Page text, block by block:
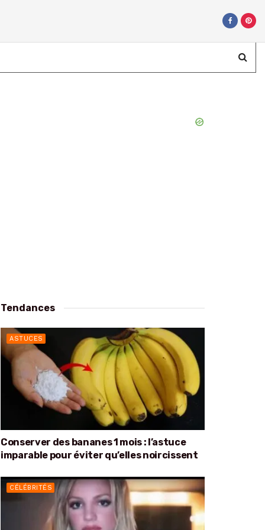
Tendances
ASTUCES
Conserver des bananes 1 mois : l’astuce
imparable pour éviter qu’elles noircissent
CÉLÉBRITÉS